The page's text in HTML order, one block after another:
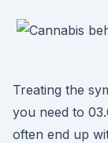
Treating the
you need to
often end up